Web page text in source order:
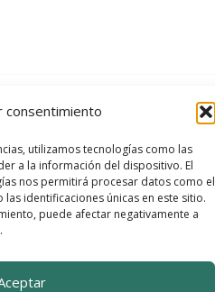
consentimiento
utilizamos tecnologías como las
a la información del dispositivo. El
nos permitirá procesar datos como el
identificaciones únicas en este sitio.
puede afectar negativamente a
|Política de cookies